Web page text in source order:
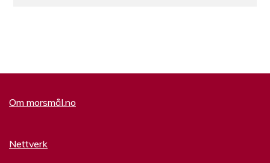
Om morsmål.no
Nettverk